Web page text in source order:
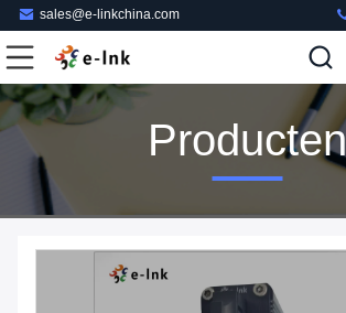
sales@e-linkchina.com
Producten